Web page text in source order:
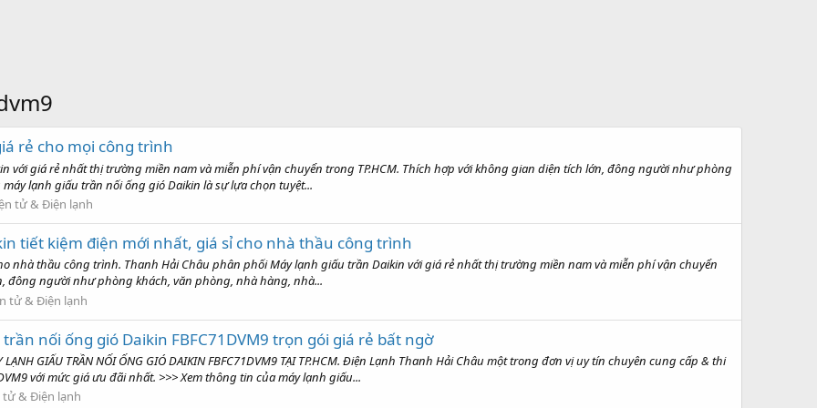
rẻ cho mọi công trình
với giá rẻ nhất thị trường miền nam và miễn phí vận chuyển trong TP.HCM. Thích hợp với không gian diện tích lớn, đông người như phòng
lạnh giấu trần nối ống gió Daikin là sự lựa chọn tuyệt...
tử & Điện lạnh
tiết kiệm điện mới nhất, giá sỉ cho nhà thầu công trình
nhà thầu công trình. Thanh Hải Châu phân phối Máy lạnh giấu trần Daikin với giá rẻ nhất thị trường miền nam và miễn phí vận chuyển
đông người như phòng khách, văn phòng, nhà hàng, nhà...
tử & Điện lạnh
nối ống gió Daikin FBFC71DVM9 trọn gói giá rẻ bất ngờ
LẠNH GIẤU TRẦN NỐI ỐNG GIÓ DAIKIN FBFC71DVM9 TẠI TP.HCM. Điện Lạnh Thanh Hải Châu một trong đơn vị uy tín chuyên cung cấp & thi
với mức giá ưu đãi nhất. >>> Xem thông tin của máy lạnh giấu...
& Điện lạnh